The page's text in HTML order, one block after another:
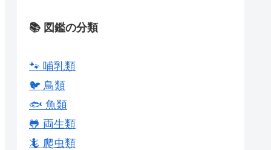
📚 図鑑の分類
🐾 哺乳類
🐦 鳥類
🐟 魚類
🐸 両生類
🦎 爬虫類